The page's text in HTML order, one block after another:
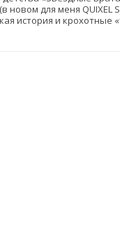
для меня QUIXEL
история и крохотные